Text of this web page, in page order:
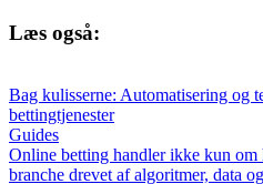
Læs også:
Bag kulisserne: Automatisering og
bettingtjenester
Guides
Online betting handler ikke kun
branche drevet af algoritmer, data